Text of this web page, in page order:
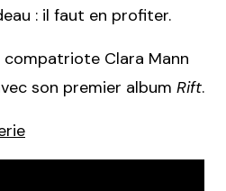
: il faut en profiter.
compatriote Clara Mann
son premier album Rift.